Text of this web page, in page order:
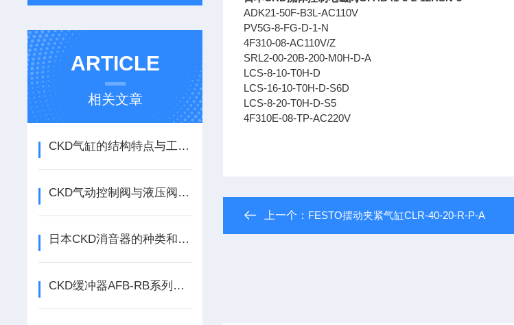
ARTICLE
相关文章
CKD气缸的结构特点与工业气动传动应用解析
CKD气动控制阀与液压阀比较有如下特点
日本CKD消音器的种类和工作原理
CKD缓冲器AFB-RB系列安装方式
ADK21-50F-B3L-AC110V
PV5G-8-FG-D-1-N
4F310-08-AC110V/Z
SRL2-00-20B-200-M0H-D-A
LCS-8-10-T0H-D
LCS-16-10-T0H-D-S6D
LCS-8-20-T0H-D-S5
4F310E-08-TP-AC220V
上一个： FESTO摆动夹紧气缸CLR-40-20-R-P-A